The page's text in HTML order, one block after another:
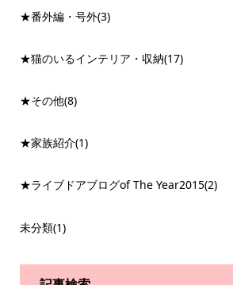
★番外編・号外(3)
★猫のいるインテリア・収納(17)
★その他(8)
★家族紹介(1)
★ライブドアブログof The Year2015(2)
未分類(1)